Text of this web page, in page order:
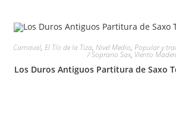
Carnaval, El Tío de la Tiza, Nivel Medio, Popular y
/ Soprano Sax, Viento
Los Duros Antiguos Partitura de Saxo